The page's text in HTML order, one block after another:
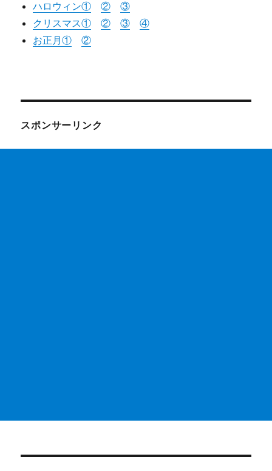
ハロウィン① ②
③
クリスマス①
② ③
④
お正月①
②
スポンサーリンク